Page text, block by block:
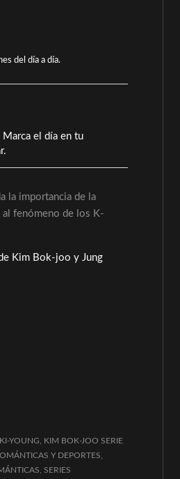
del día a día.
Marca el día en tu
la importancia de la
al fenómeno de los K-
Kim Bok-joo y Jung
YOUNG, KIM BOK-JOO SERIE
Y DEPORTES,
, SERIES